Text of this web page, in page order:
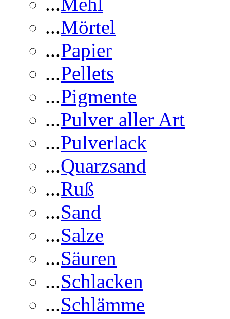
...Mörtel
...Papier
...Pellets
...Pigmente
...Pulver aller Art
...Pulverlack
...Quarzsand
...Ruß
...Sand
...Salze
...Säuren
...Schlacken
...Schlämme